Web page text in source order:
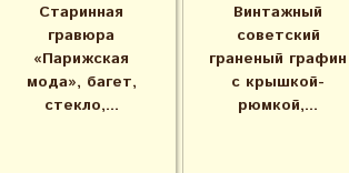
Старинная
гравюра
«Парижская
мода», багет,
стекло,...
Винтажный
советский
граненый графин
с крышкой-
рюмкой,...